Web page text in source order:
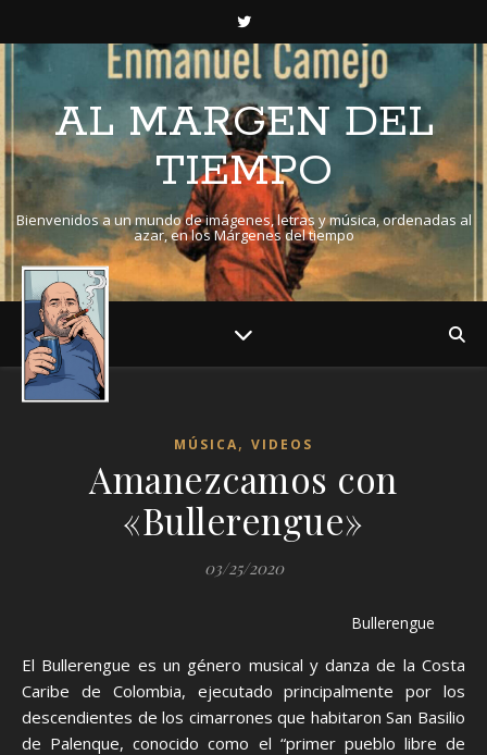
AL MARGEN DEL
TIEMPO
Bienvenidos a un mundo de imágenes, letras y música, ordenadas al
azar, en los Márgenes del tiempo
MÚSICA, VIDEOS
Amanezcamos con
«Bullerengue»
03/25/2020
Bullerengue
El Bullerengue es un género musical y danza de la Costa
Caribe de Colombia, ejecutado principalmente por los
descendientes de los cimarrones que habitaron San Basilio
de Palenque, conocido como el “primer pueblo libre de